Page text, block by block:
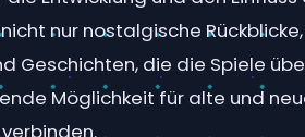
nur nostalgische
Geschichten, die die Spiele
Möglichkeit für alte und